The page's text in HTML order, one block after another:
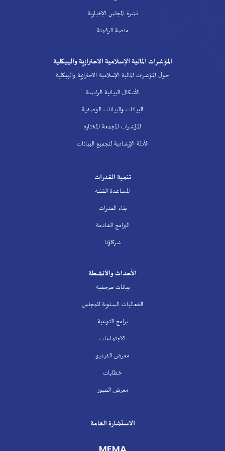
نشرة المجلس الإخبارية
منصة الرقمنة
المؤشرات المالية الإسلامية الاحترازية والهيكلية
حول المؤشرات المالية الإسلامية الاحترازية والهيكلية
الأشكال البيانية الرئيسة
البيانات والبيانات الوصفية
المؤشرات المجمعة المختارة
الأدلة الإرشادية لتجميع البيانات
تنمية القدرات
المساعدة الفنية
بناء القدرات
البرامج القادمة
شركاؤنا
الأحداث والأنشطة
بيانات صحفية
الفعاليات السنوية للمجلس
برامج التوعية
الاجتماعات
معرض الفيديو
خطابات
معرض الصور
الاستشارة العامة